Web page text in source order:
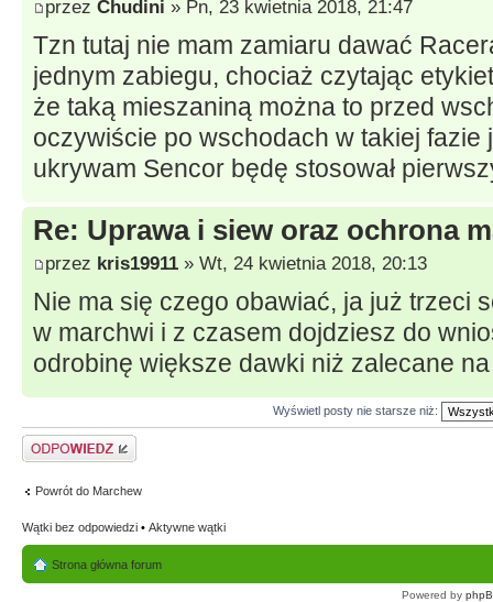
przez Chudini » Pn, 23 kwietnia 2018, 21:47
Tzn tutaj nie mam zamiaru dawać
jednym zabiegu, chociaż czytając
że taką mieszaniną można to przed
oczywiście po wschodach w takiej fazie
ukrywam Sencor będę stosował
Re: Uprawa i siew oraz ochrona
przez kris19911 » Wt, 24 kwietnia 2018, 20:13
Nie ma się czego obawiać, ja już trzeci
w marchwi i z czasem dojdziesz do
odrobinę większe dawki niż zalecane
Wyświetl posty nie starsze niż:
Odpowiedz
Powrót do Marchew
Wątki bez odpowiedzi • Aktywne wątki
Strona główna forum
Powered by